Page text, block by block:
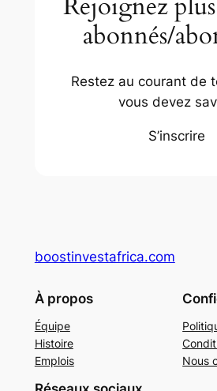
abonnés/
Restez au courant de
vous devez
S’inscrire
boostinvestafrica.com
À propos
Équipe
Histoire
Emplois
Nous